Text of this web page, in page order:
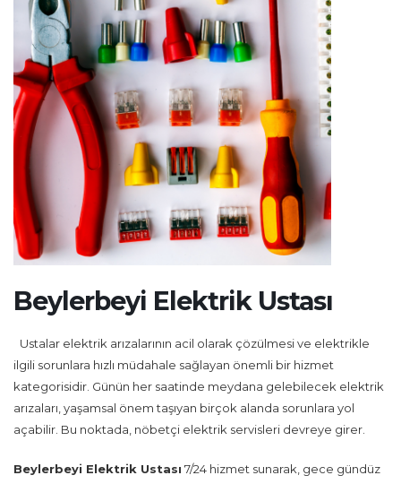
Beylerbeyi Elektrik Ustası
Ustalar elektrik arızalarının acil olarak çözülmesi ve elektrikle
ilgili sorunlara hızlı müdahale sağlayan önemli bir hizmet
kategorisidir. Günün her saatinde meydana gelebilecek elektrik
arızaları, yaşamsal önem taşıyan birçok alanda sorunlara yol
açabilir. Bu noktada, nöbetçi elektrik servisleri devreye girer.
Beylerbeyi Elektrik Ustası 7/24 hizmet sunarak, gece gündüz